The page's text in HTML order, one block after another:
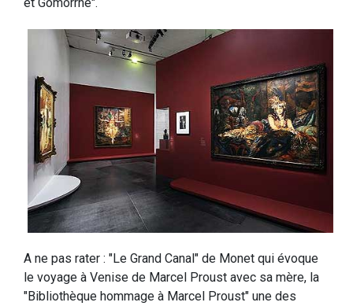
A ne pas rater : "Le Grand Canal" de Monet qui évoque
le voyage à Venise de Marcel Proust avec sa mère, la
"Bibliothèque hommage à Marcel Proust" une des